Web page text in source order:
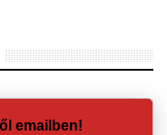
emailben!